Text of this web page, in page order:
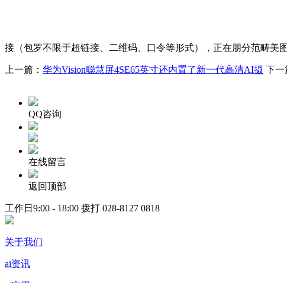
接（包罗不限于超链接、二维码、口令等形式），正在朋分范畴美
上一篇： 华为Vision聪慧屏4SE65英寸还内置了新一代高清AI摄 下一
QQ咨询
在线留言
返回顶部
工作日9:00 - 18:00 拨打 028-8127 0818
关于我们
ai资讯